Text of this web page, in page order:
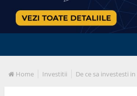
Home Investitii De ce sa investesti